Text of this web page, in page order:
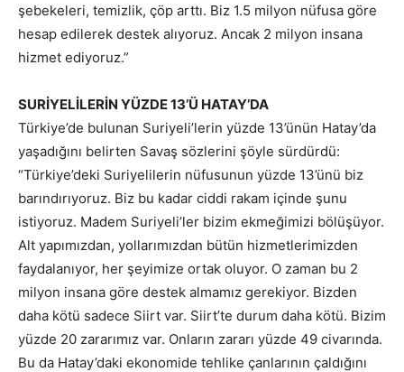
şebekeleri, temizlik, çöp arttı. Biz 1.5 milyon nüfusa göre
hesap edilerek destek alıyoruz. Ancak 2 milyon insana
hizmet ediyoruz.”
SURİYELİLERİN YÜZDE 13’Ü HATAY’DA
Türkiye’de bulunan Suriyeli’lerin yüzde 13’ünün Hatay’da
yaşadığını belirten Savaş sözlerini şöyle sürdürdü:
“Türkiye’deki Suriyelilerin nüfusunun yüzde 13’ünü biz
barındırıyoruz. Biz bu kadar ciddi rakam içinde şunu
istiyoruz. Madem Suriyeli’ler bizim ekmeğimizi bölüşüyor.
Alt yapımızdan, yollarımızdan bütün hizmetlerimizden
faydalanıyor, her şeyimize ortak oluyor. O zaman bu 2
milyon insana göre destek almamız gerekiyor. Bizden
daha kötü sadece Siirt var. Siirt’te durum daha kötü. Bizim
yüzde 20 zararımız var. Onların zararı yüzde 49 civarında.
Bu da Hatay’daki ekonomide tehlike çanlarının çaldığını